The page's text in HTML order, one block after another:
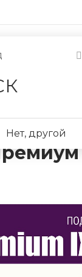
Нет, другой